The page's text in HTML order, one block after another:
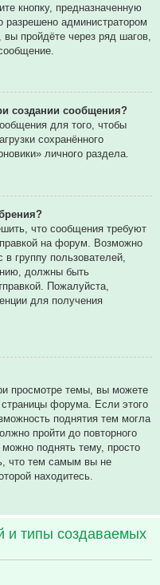
кнопку, предназначенную
разрешено администратором
пройдёте через ряд шагов,
создании сообщения?
для того, чтобы
сохранённого
личного раздела.
что сообщения требуют
на форум. Возможно
группу пользователей,
должны быть
Пожалуйста,
для получения
просмотре темы, вы можете
форума. Если этого
поднятия тем могла
пройти до повторного
поднять тему, просто
что тем самым вы не
находитесь.
и типы создаваемых